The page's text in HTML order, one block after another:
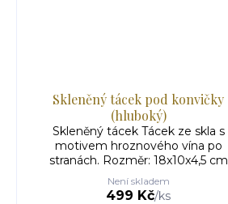
Skleněný tácek pod konvičky
(hluboký)
Skleněný tácek Tácek ze skla s
motivem hroznového vína po
stranách. Rozměr: 18x10x4,5 cm
499 Kč/ks
Není skladem